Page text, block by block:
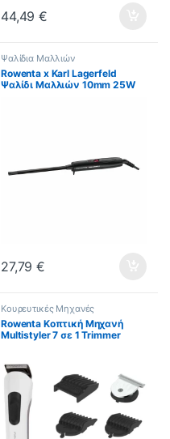
44,49€
Ψαλίδια Μαλλιών
Rowenta x Karl Lagerfeld
Ψαλίδι Μαλλιών 10mm 25W
27,79€
Κουρευτικές Μηχανές
Rowenta Κοπτική Μηχανή
Multistyler 7 σε 1 Trimmer